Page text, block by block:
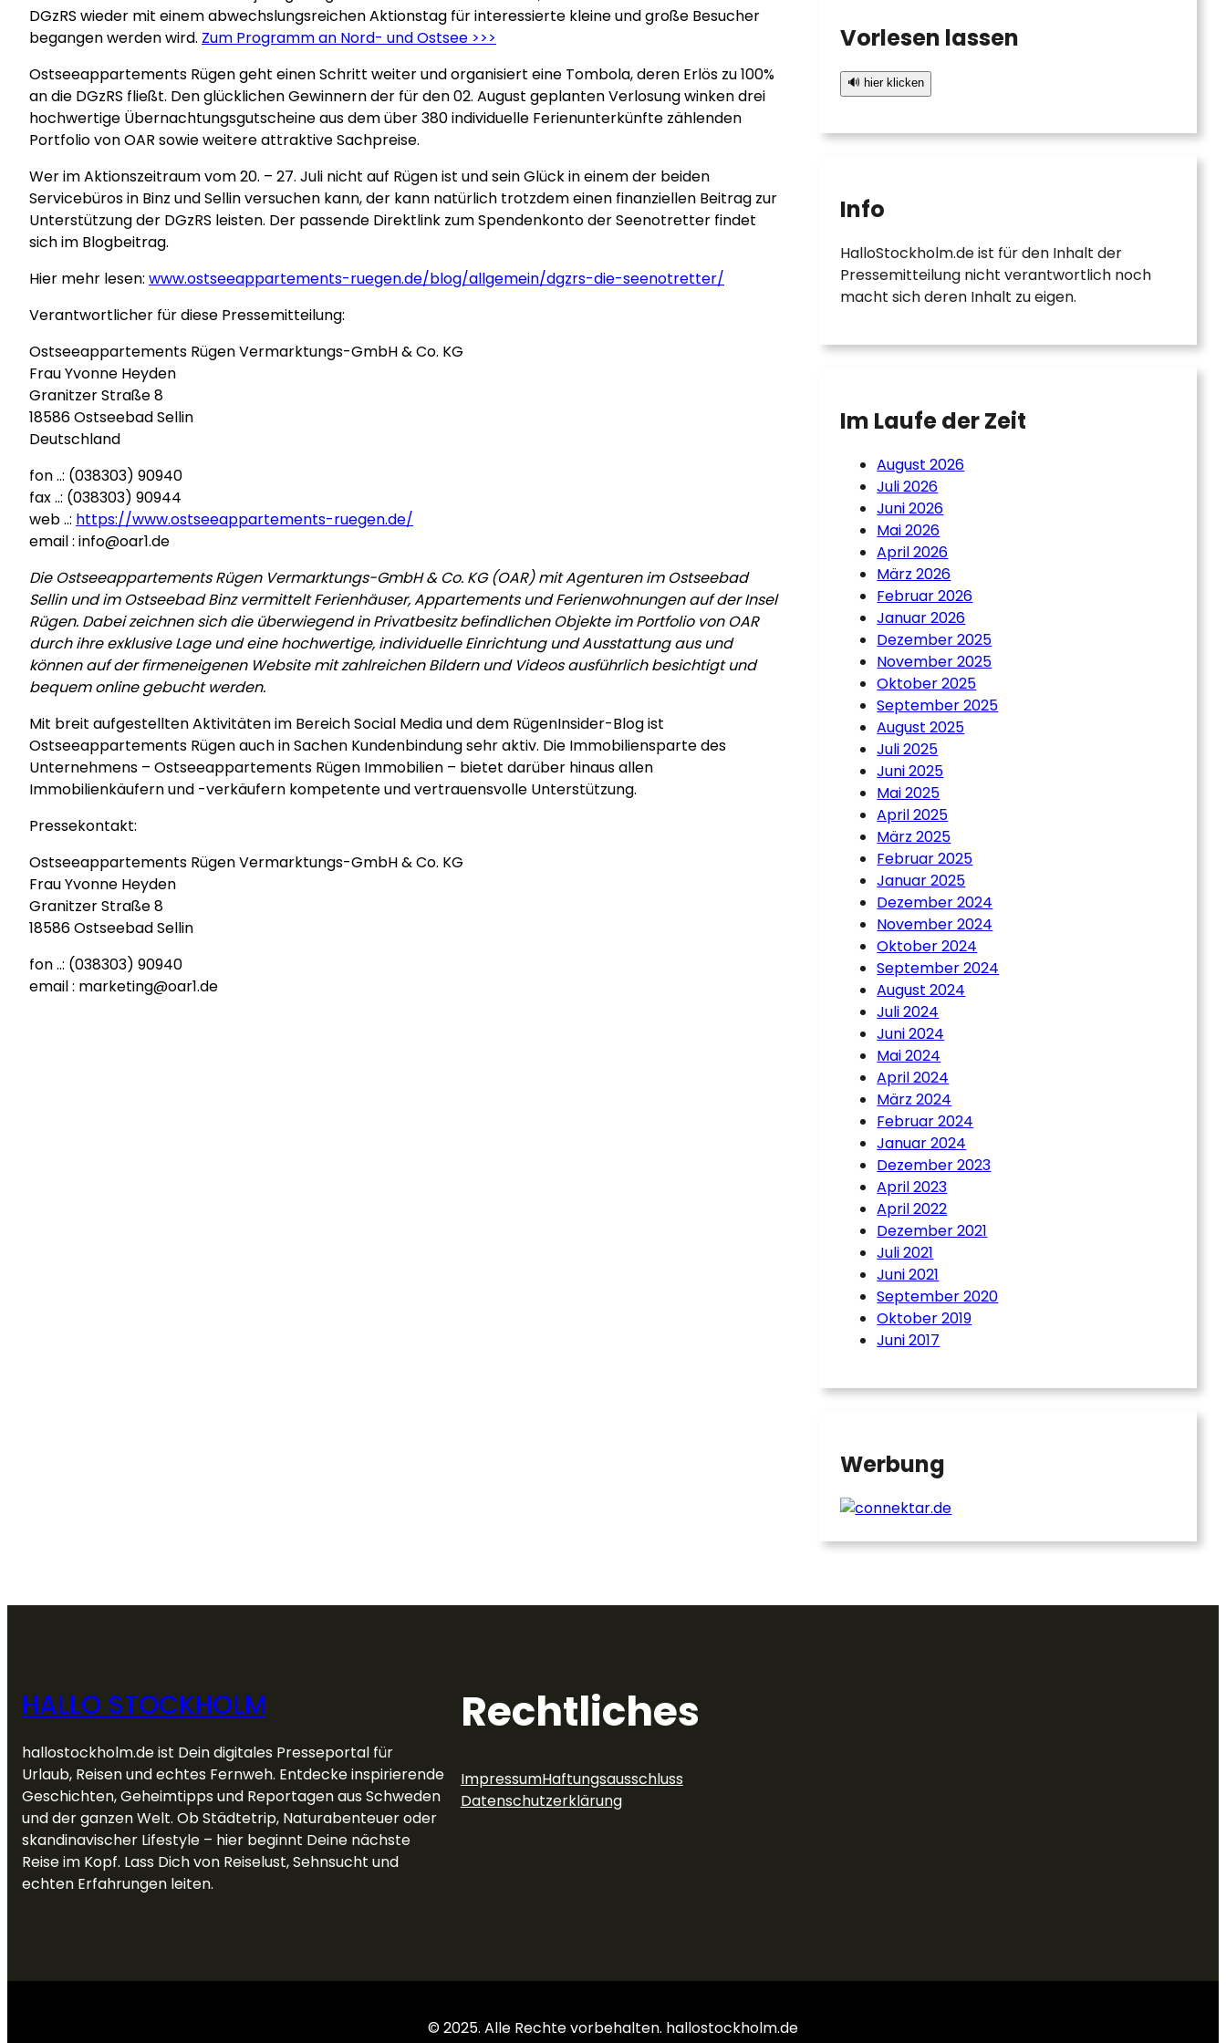
DGzRS wieder mit einem abwechslungsreichen Aktionstag für interessierte kleine und große Besucher
begangen werden wird. Zum Programm an Nord- und Ostsee >>>
Ostseeappartements Rügen geht einen Schritt weiter und organisiert eine Tombola, deren Erlös zu 100%
an die DGzRS fließt. Den glücklichen Gewinnern der für den 02. August geplanten Verlosung winken drei
hochwertige Übernachtungsgutscheine aus dem über 380 individuelle Ferienunterkünfte zählenden
Portfolio von OAR sowie weitere attraktive Sachpreise.
Wer im Aktionszeitraum vom 20. – 27. Juli nicht auf Rügen ist und sein Glück in einem der beiden
Servicebüros in Binz und Sellin versuchen kann, der kann natürlich trotzdem einen finanziellen Beitrag zur
Unterstützung der DGzRS leisten. Der passende Direktlink zum Spendenkonto der Seenotretter findet
sich im Blogbeitrag.
Hier mehr lesen: www.ostseeappartements-ruegen.de/blog/allgemein/dgzrs-die-seenotretter/
Verantwortlicher für diese Pressemitteilung:
Ostseeappartements Rügen Vermarktungs-GmbH & Co. KG
Frau Yvonne Heyden
Granitzer Straße 8
18586 Ostseebad Sellin
Deutschland
fon ..: (038303) 90940
fax ..: (038303) 90944
web ..: https://www.ostseeappartements-ruegen.de/
email : info@oar1.de
Die Ostseeappartements Rügen Vermarktungs-GmbH & Co. KG (OAR) mit Agenturen im Ostseebad
Sellin und im Ostseebad Binz vermittelt Ferienhäuser, Appartements und Ferienwohnungen auf der Insel
Rügen. Dabei zeichnen sich die überwiegend in Privatbesitz befindlichen Objekte im Portfolio von OAR
durch ihre exklusive Lage und eine hochwertige, individuelle Einrichtung und Ausstattung aus und
können auf der firmeneigenen Website mit zahlreichen Bildern und Videos ausführlich besichtigt und
bequem online gebucht werden.
Mit breit aufgestellten Aktivitäten im Bereich Social Media und dem RügenInsider-Blog ist
Ostseeappartements Rügen auch in Sachen Kundenbindung sehr aktiv. Die Immobiliensparte des
Unternehmens – Ostseeappartements Rügen Immobilien – bietet darüber hinaus allen
Immobilienkäufern und -verkäufern kompetente und vertrauensvolle Unterstützung.
Pressekontakt:
Ostseeappartements Rügen Vermarktungs-GmbH & Co. KG
Frau Yvonne Heyden
Granitzer Straße 8
18586 Ostseebad Sellin
fon ..: (038303) 90940
email : marketing@oar1.de
Vorlesen lassen
🔊 hier klicken
Info
HalloStockholm.de ist für den Inhalt der
Pressemitteilung nicht verantwortlich noch
macht sich deren Inhalt zu eigen.
Im Laufe der Zeit
August 2026
Juli 2026
Juni 2026
Mai 2026
April 2026
März 2026
Februar 2026
Januar 2026
Dezember 2025
November 2025
Oktober 2025
September 2025
August 2025
Juli 2025
Juni 2025
Mai 2025
April 2025
März 2025
Februar 2025
Januar 2025
Dezember 2024
November 2024
Oktober 2024
September 2024
August 2024
Juli 2024
Juni 2024
Mai 2024
April 2024
März 2024
Februar 2024
Januar 2024
Dezember 2023
April 2023
April 2022
Dezember 2021
Juli 2021
Juni 2021
September 2020
Oktober 2019
Juni 2017
Werbung
HALLO STOCKHOLM
hallostockholm.de ist Dein digitales Presseportal für
Urlaub, Reisen und echtes Fernweh. Entdecke inspirierende
Geschichten, Geheimtipps und Reportagen aus Schweden
und der ganzen Welt. Ob Städtetrip, Naturabenteuer oder
skandinavischer Lifestyle – hier beginnt Deine nächste
Reise im Kopf. Lass Dich von Reiselust, Sehnsucht und
echten Erfahrungen leiten.
Rechtliches
ImpressumHaftungsausschluss
Datenschutzerklärung
© 2025. Alle Rechte vorbehalten. hallostockholm.de